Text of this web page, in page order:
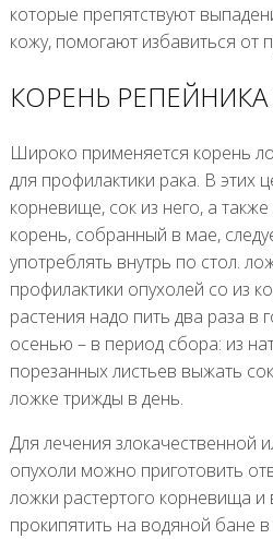
которые препятствуют
кожу, помогают избавиться от
КОРЕНЬ
Широко применяется корень
для профилактики рака. В этих
корневище, сок из него, а
корень, собранный в мае,
употреблять внутрь по стол.
профилактики опухолей со из
растения надо пить два раза в
осенью – в период сбора: из
порезанных листьев выжать
ложке трижды в день.
Для лечения злокачественной
опухоли можно приготовить
ложки растертого корневища и
прокипятить на водяной бане